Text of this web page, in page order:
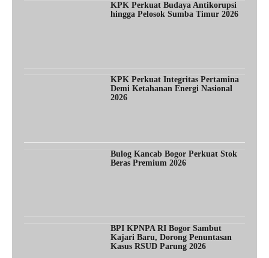
KPK Perkuat Budaya Antikorupsi
hingga Pelosok Sumba Timur 2026
KPK Perkuat Integritas Pertamina
Demi Ketahanan Energi Nasional
2026
Bulog Kancab Bogor Perkuat Stok
Beras Premium 2026
BPI KPNPA RI Bogor Sambut
Kajari Baru, Dorong Penuntasan
Kasus RSUD Parung 2026